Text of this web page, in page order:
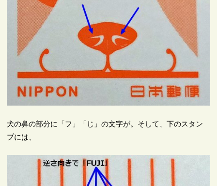
犬の鼻の部分に「フ」「じ」の文字が。そして、下のスタン
プには、